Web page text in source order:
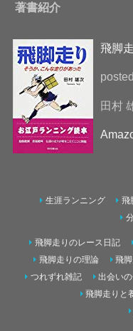
著書紹介
飛脚
田村
生涯ランニング 飛
飛脚走りのレース日記
飛脚走りの理論
飛
つれずれ雑記
出会い
飛脚走りと